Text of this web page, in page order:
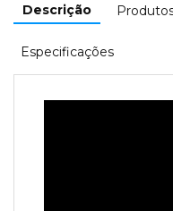
Descrição
Especificações